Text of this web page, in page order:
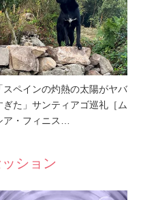
スペインの灼熱の太陽がヤバ
ぎた」サンティアゴ巡礼［ム
ア・フィニス…
ション